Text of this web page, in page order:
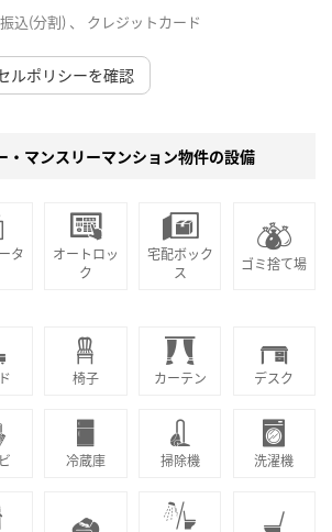
込(分割) 、 クレジットカード
ルポリシーを確認
・マンスリーマンション物件の設備
タ
オートロッ
ク
宅配ボック
ス
ゴミ捨て場
椅子 カーテン デスク
冷蔵庫 掃除機 洗濯機